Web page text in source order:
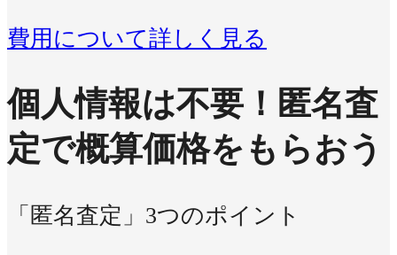
費用について詳しく見る
個人情報は不要！ 匿名査
定で概算価格をもらおう
「匿名査定」3つのポイント